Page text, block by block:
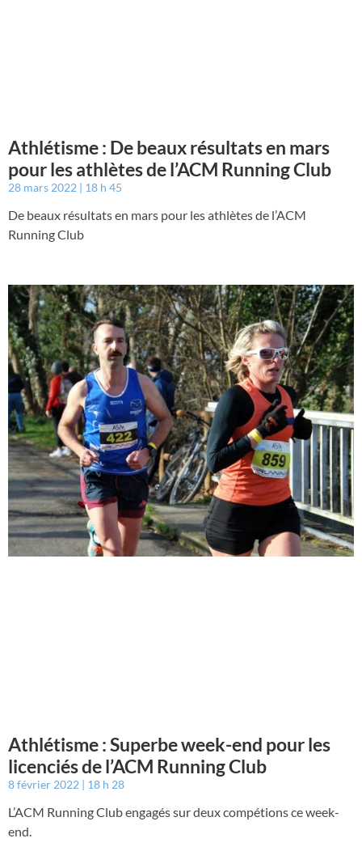
Athlétisme : De beaux résultats en mars
pour les athlètes de l’ACM Running Club
28 mars 2022 18 h 45
De beaux résultats en mars pour les athlètes de l’ACM
Running Club
Athlétisme : Superbe week-end pour les
licenciés de l’ACM Running Club
8 février 2022 18 h 28
L’ACM Running Club engagés sur deux compétions ce week-
end.